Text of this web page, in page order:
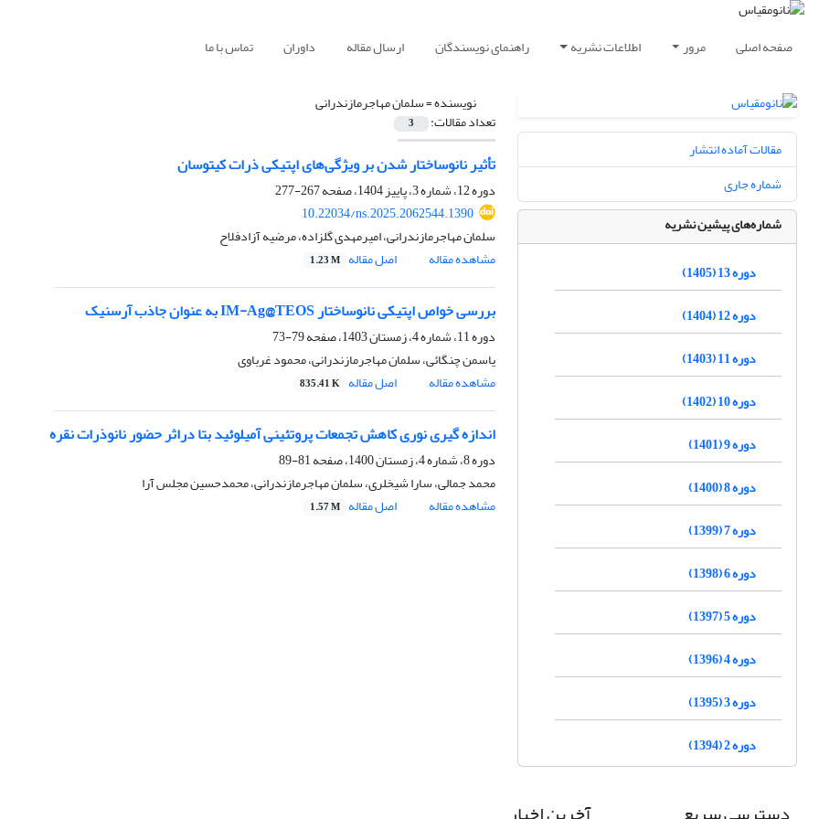
صفحه اصلی مرور اطلاعات نشریه راهنمای نویسندگان ارسال مقاله داوران تماس با ما
نویسنده =سلمان مهاجرمازندرانی
تعداد مقالات: 3
تأثیر نانوساختار شدن بر ویژگی‌های اپتیکی ذرات کیتوسان
دوره 12، شماره 3، پاییز 1404، صفحه
267-277
10.22034/ns.2025.2062544.1390
سلمان مهاجرمازندرانی، امیرمهدی گلزاده، مرضیه آزادفلاح
مشاهده مقاله
اصل مقاله 1.23 M
بررسی خواص اپتیکی نانوساختار IM-Ag@TEOS به عنوان جاذب آرسنیک
دوره 11، شماره 4، زمستان 1403، صفحه
79-73
یاسمن چنگائی، سلمان مهاجرمازندرانی، محمود غرباوی
مشاهده مقاله
اصل مقاله 835.41 K
اندازه گیری نوری کاهش تجمعات پروتئینی آمیلوئید بتا دراثر حضور نانوذرات نقره
دوره 8، شماره 4، زمستان 1400، صفحه
81-89
محمد جمالی، سارا شیخلری، سلمان مهاجرمازندرانی، محمدحسین مجلس آرا
مشاهده مقاله
اصل مقاله 1.57 M
مقالات آماده انتشار
شماره جاری
شماره‌های پیشین نشریه
دوره 13 (1405)
دوره 12 (1404)
دوره 11 (1403)
دوره 10 (1402)
دوره 9 (1401)
دوره 8 (1400)
دوره 7 (1399)
دوره 6 (1398)
دوره 5 (1397)
دوره 4 (1396)
دوره 3 (1395)
دوره 2 (1394)